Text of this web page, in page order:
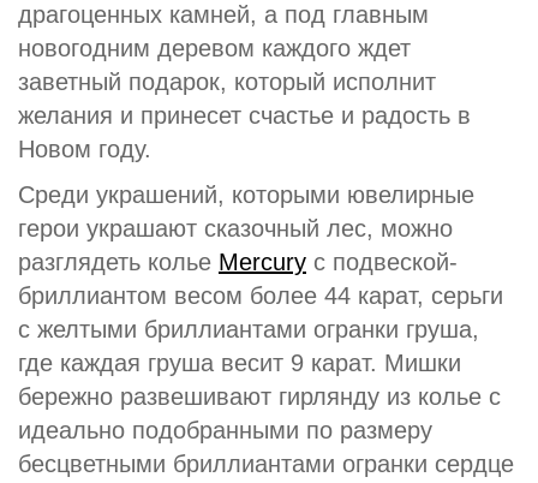
драгоценных камней, а под главным
новогодним деревом каждого ждет
заветный подарок, который исполнит
желания и принесет счастье и радость в
Новом году.
Среди украшений, которыми ювелирные
герои украшают сказочный лес, можно
разглядеть колье Mercury с подвеской-
бриллиантом весом более 44 карат, серьги
с желтыми бриллиантами огранки груша,
где каждая груша весит 9 карат. Мишки
бережно развешивают гирлянду из колье с
идеально подобранными по размеру
бесцветными бриллиантами огранки сердце